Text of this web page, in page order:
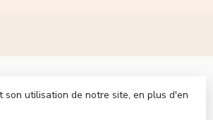
son utilisation de notre site, en plus d'en